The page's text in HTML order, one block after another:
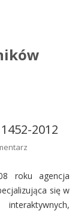
treści
2012
roku agencja
się w